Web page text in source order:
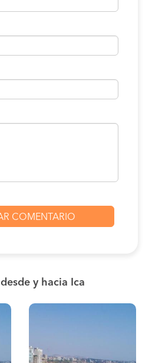
desde y hacia Ica